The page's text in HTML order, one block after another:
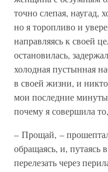
точно слепая, наугад,
но я торопливо и
направляясь к своей
остановилась,
холодная пустынная
в своей жизни, и
мои последние
почему я совершила
– Прощай, –
обращаясь, и, путаясь
перелезать через